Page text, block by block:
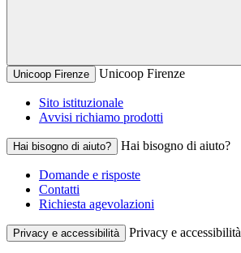
Unicoop Firenze Unicoop Firenze
Sito istituzionale
Avvisi richiamo prodotti
Hai bisogno di aiuto? Hai bisogno di aiuto?
Domande e risposte
Contatti
Richiesta agevolazioni
Privacy e accessibilità Privacy e accessibilità